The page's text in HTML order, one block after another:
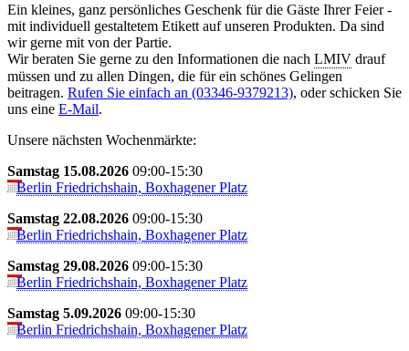
Ein kleines, ganz persönliches Geschenk für die Gäste Ihrer Feier -
mit individuell gestaltetem Etikett auf unseren Produkten. Da sind
wir gerne mit von der Partie.
Wir beraten Sie gerne zu den Informationen die nach LMIV drauf
müssen und zu allen Dingen, die für ein schönes Gelingen
beitragen. Rufen Sie einfach an (03346-9379213), oder schicken Sie
uns eine E-Mail.
Unsere nächsten Wochenmärkte:
Samstag 15.08.2026 09:00-15:30
Berlin Friedrichshain, Boxhagener Platz
Samstag 22.08.2026 09:00-15:30
Berlin Friedrichshain, Boxhagener Platz
Samstag 29.08.2026 09:00-15:30
Berlin Friedrichshain, Boxhagener Platz
Samstag 5.09.2026 09:00-15:30
Berlin Friedrichshain, Boxhagener Platz